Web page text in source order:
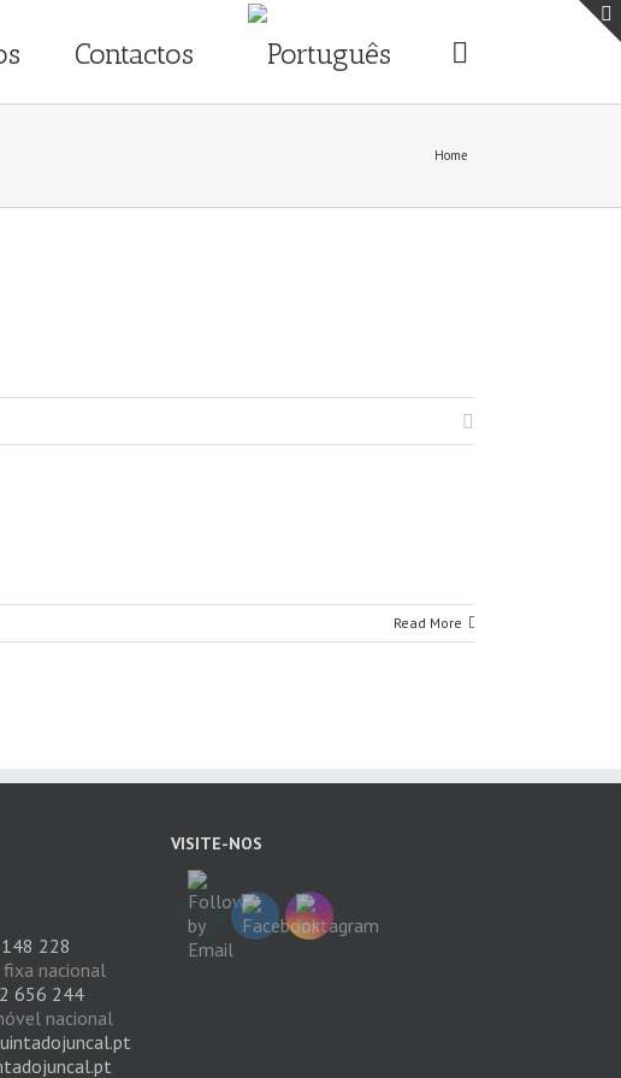
Contactos
Home
Read More
228
fixa nacional
656 244
nacional
VISITE-NOS